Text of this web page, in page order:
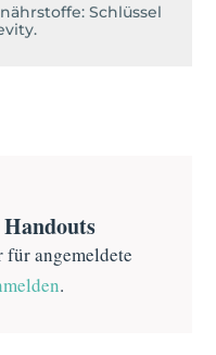
Schlüssel
angemeldete
.